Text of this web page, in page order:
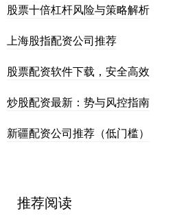
股票十倍杠杆风险与策略解析
上海股指配资公司推荐
股票配资软件下载，安全高效
炒股配资最新：势与风控指南
新疆配资公司推荐（低门槛）
推荐阅读